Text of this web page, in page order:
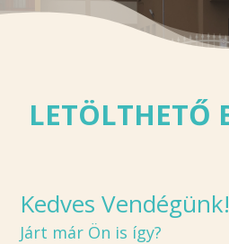
LETÖLTHETŐ
Kedves Vendégünk!
Járt már Ön is így?